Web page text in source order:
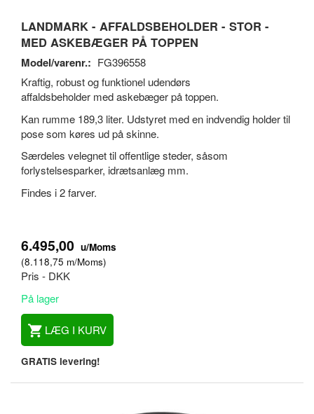
LANDMARK - AFFALDSBEHOLDER - STOR -
MED ASKEBÆGER PÅ TOPPEN
Model/varenr.: FG396558
Kraftig, robust og funktionel udendørs
affaldsbeholder med askebæger på toppen.
Kan rumme 189,3 liter. Udstyret med en indvendig holder til
pose som køres ud på skinne.
Særdeles velegnet til offentlige steder, såsom
forlystelsesparker, idrætsanlæg mm.
Findes i 2 farver.
6.495,00 u/Moms
(8.118,75 m/Moms)
Pris - DKK
På lager
LÆG I KURV
GRATIS levering!